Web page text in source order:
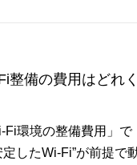
整備の費用はどれく
Fi環境の整備費用」で
したWi-Fi”が前提で